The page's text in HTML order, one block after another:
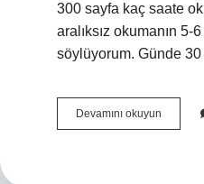
300 sayfa kaç saate
aralıksız okumanın 5-
söylüyorum. Günde
Devamını okuyun
Sayfalık